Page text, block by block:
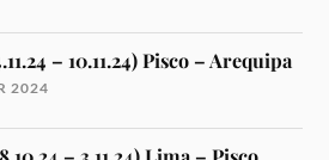
– 10.11.24) Pisco – Arequipa
2024